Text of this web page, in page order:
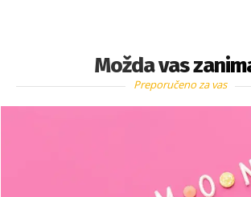
Možda vas
Preporučeno za vas